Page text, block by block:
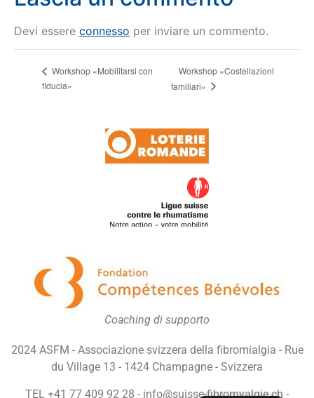
Devi essere connesso per inviare un commento.
Workshop «Mobilitarsi con
fiducia»
Workshop «Costellazioni
familiari»
Coaching di supporto
2024 ASFM - Associazione svizzera della fibromialgia - Rue
du Village 13 - 1424 Champagne - Svizzera
TEL +41 77 409 92 28 - info@suisse-fibromyalgie.ch -